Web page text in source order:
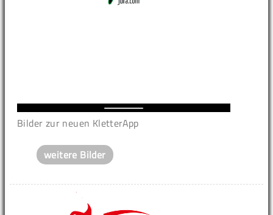
Bilder zur neuen KletterApp
weitere Bilder